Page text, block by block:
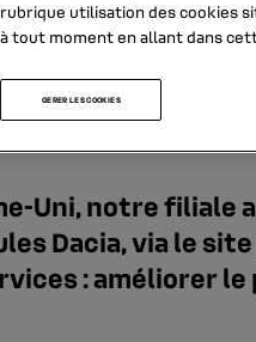
: RCI
Uni, notre
Dacia, via le site
: améliorer
rubrique utilisation des cookies
à tout moment en allant dans
GERER LES COOKIES